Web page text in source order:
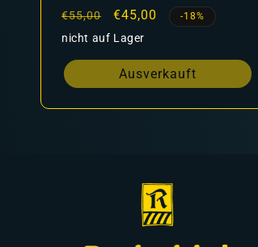
Normaler
Preis
€55,00 Verkaufspreis
€45,00 -18%
nicht auf Lager
Ausverkauft